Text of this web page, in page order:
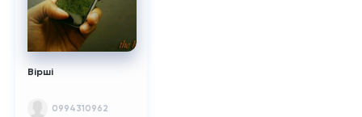
Вірші
0994310962